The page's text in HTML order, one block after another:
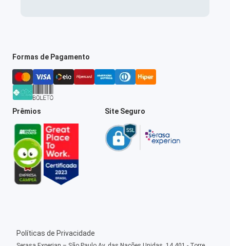
Formas de Pagamento
Prêmios Site Seguro
Políticas de Privacidade